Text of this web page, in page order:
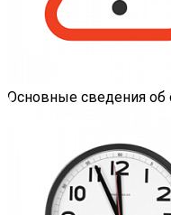
Основные сведения об